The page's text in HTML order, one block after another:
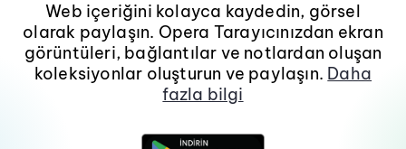
Web içeriğini kolayca kaydedin, görsel
olarak paylaşın. Opera Tarayıcınızdan ekran
görüntüleri, bağlantılar ve notlardan oluşan
koleksiyonlar oluşturun ve paylaşın. Daha
fazla bilgi